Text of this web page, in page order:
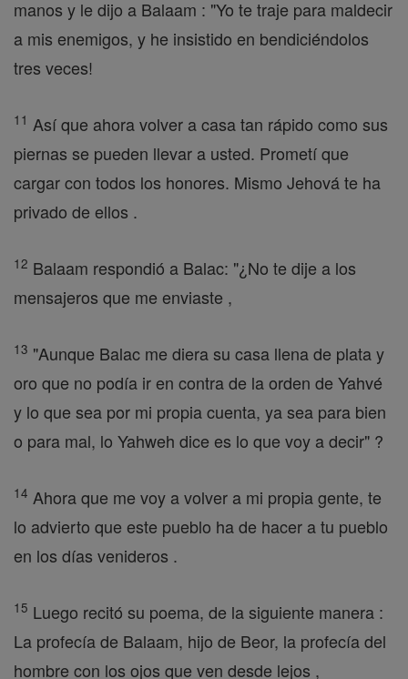
manos y le dijo a Balaam : "Yo te traje para maldecir
a mis enemigos, y he insistido en bendiciéndolos
tres veces!
11 Así que ahora volver a casa tan rápido como sus
piernas se pueden llevar a usted. Prometí que
cargar con todos los honores. Mismo Jehová te ha
privado de ellos .
12 Balaam respondió a Balac: "¿No te dije a los
mensajeros que me enviaste ,
13 "Aunque Balac me diera su casa llena de plata y
oro que no podía ir en contra de la orden de Yahvé
y lo que sea por mi propia cuenta, ya sea para bien
o para mal, lo Yahweh dice es lo que voy a decir" ?
14 Ahora que me voy a volver a mi propia gente, te
lo advierto que este pueblo ha de hacer a tu pueblo
en los días venideros .
15 Luego recitó su poema, de la siguiente manera :
La profecía de Balaam, hijo de Beor, la profecía del
hombre con los ojos que ven desde lejos ,